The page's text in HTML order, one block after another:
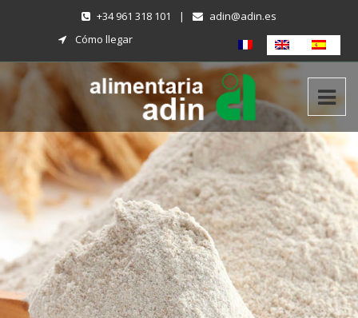
+34 961 318 101 |
adin@adin.es
Cómo llegar